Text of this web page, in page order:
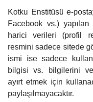
Kotku Enstitüsü e-
Facebook vs.)
harici verileri (profil
resmini sadece sitede
ismi ise sadece
bilgisi vs. bilgilerini
ayırt etmek için
paylaşılmayacaktır.